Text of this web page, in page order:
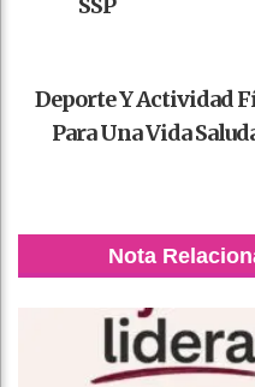
Deporte Y Actividad
Para Una Vida
Nota